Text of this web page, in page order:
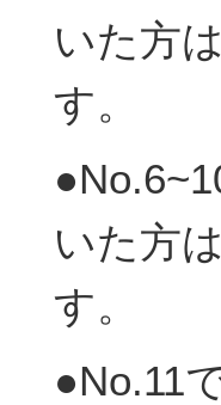
いた方
す。
いた方
す。
●No.11